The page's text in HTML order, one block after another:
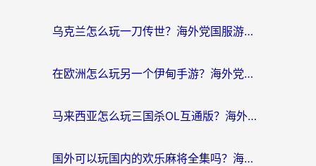
乌克兰怎么玩一刀传世？海外党国服游戏加速终极指南（附天下-异兽山海街头篮球实测）
在欧洲怎么玩另一个伊甸手游？海外党亲测有效的国服游戏加速指南
马来西亚怎么玩三国杀OL互通版？海外党必看的国服游戏加速器避坑指南
国外可以玩国内的欢乐麻将全集吗？海外党亲测有效的国服游戏加速指南